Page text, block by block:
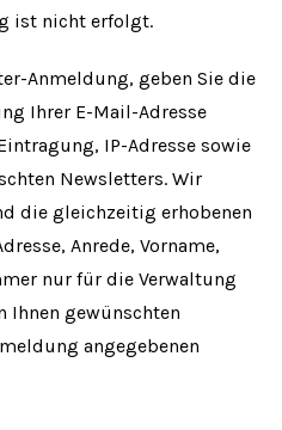
ist nicht erfolgt.
Anmeldung, geben Sie die
Ihrer E-Mail-Adresse
IP-Adresse sowie
Newsletters. Wir
die gleichzeitig erhobenen
Anrede, Vorname,
nur für die Verwaltung
Ihnen gewünschten
angegebenen